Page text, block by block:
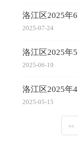
洛江区2025年
2025-07-24
洛江区2025年
2025-06-19
洛江区2025年
2025-05-15
<<